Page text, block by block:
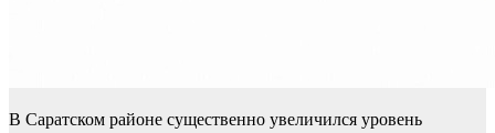
В Саратском районе существенно увеличился уровень